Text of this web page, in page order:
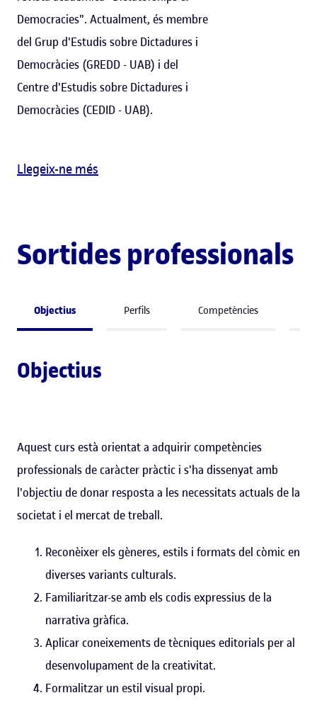
Democracies". Actualment, és membre
del Grup d'Estudis sobre Dictadures i
Democràcies (GREDD - UAB) i del
Centre d'Estudis sobre Dictadures i
Democràcies (CEDID - UAB).
Llegeix-ne més
Sortides professionals
Objectius Perfils Competències
Objectius
Aquest curs està orientat a adquirir competències
professionals de caràcter pràctic i s'ha dissenyat amb
l'objectiu de donar resposta a les necessitats actuals de la
societat i el mercat de treball.
Reconèixer els gèneres, estils i formats del còmic en
diverses variants culturals.
Familiaritzar-se amb els codis expressius de la
narrativa gràfica.
Aplicar coneixements de tècniques editorials per al
desenvolupament de la creativitat.
Formalitzar un estil visual propi.